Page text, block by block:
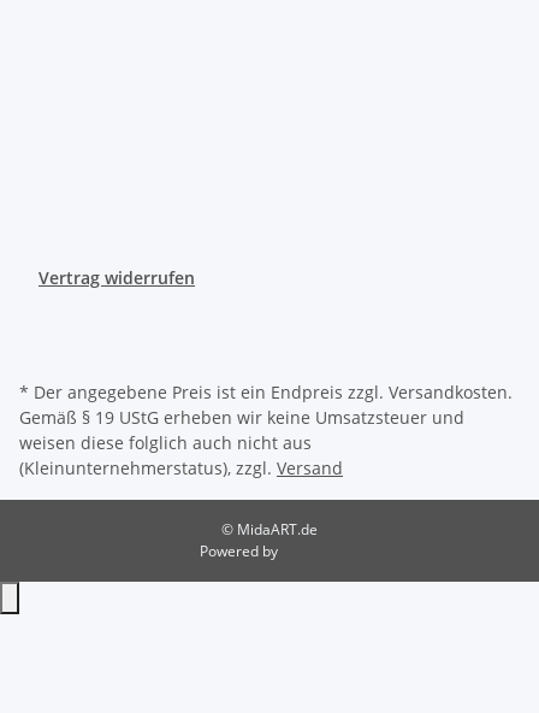
Vertrag widerrufen
* Der angegebene Preis ist ein Endpreis zzgl. Versandkosten.
Gemäß § 19 UStG erheben wir keine Umsatzsteuer und
weisen diese folglich auch nicht aus
(Kleinunternehmerstatus), zzgl. Versand
© MidaART.de
Powered by